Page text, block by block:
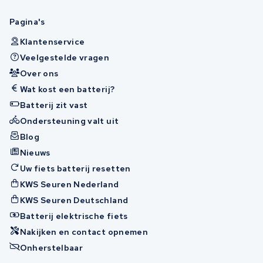
Pagina's
Klantenservice
Veelgestelde vragen
Over ons
Wat kost een batterij?
Batterij zit vast
Ondersteuning valt uit
Blog
Nieuws
Uw fiets batterij resetten
KWS Seuren Nederland
KWS Seuren Deutschland
Batterij elektrische fiets
Nakijken en contact opnemen
Onherstelbaar